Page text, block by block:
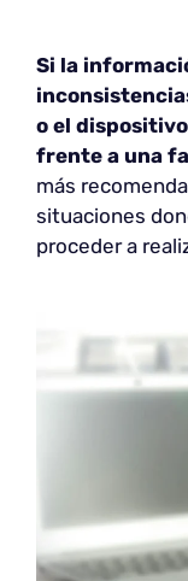
Si la
o el
frente a una
más
situaciones
proceder a